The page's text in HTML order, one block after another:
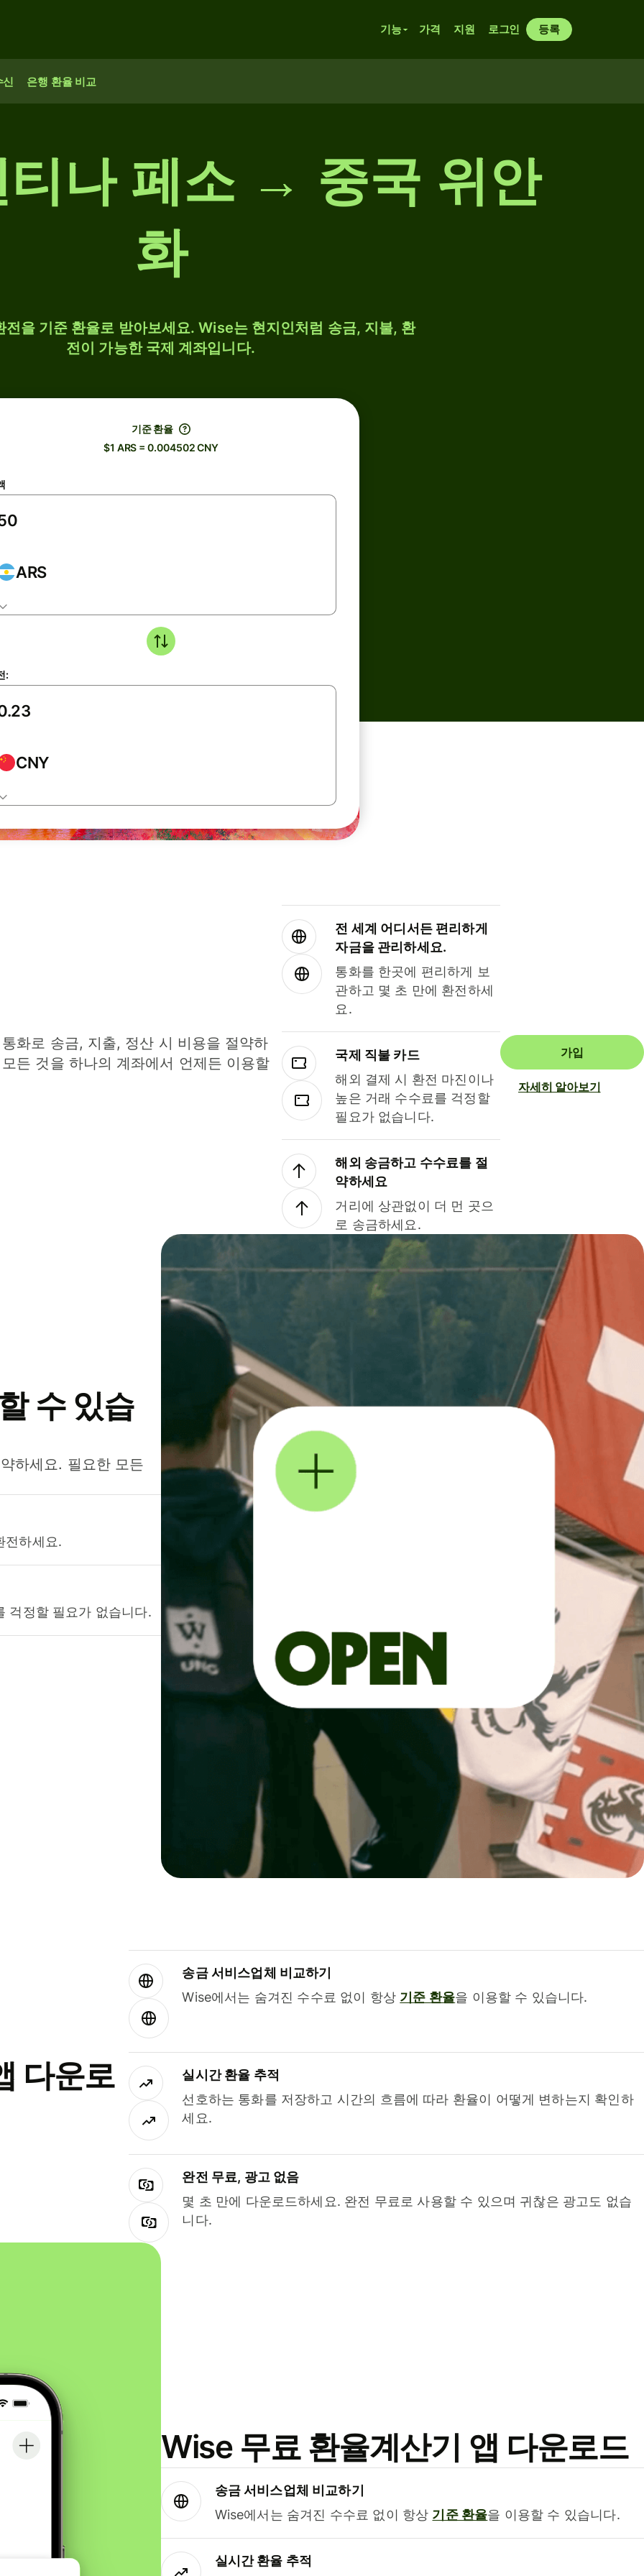
기능 가격 지원 로그인 등록
신 은행 환율 비교
티나 페소 → 중국 위안
화
을 기준 환율로 받아보세요. Wise는 현지인처럼 송금, 지불, 환
전이 가능한 국제 계좌입니다.
기준 환율
$1 ARS = 0.004502 CNY
ARS
:
CNY
화로 송금, 지출, 정산 시 비용을 절약하
든 것을 하나의 계좌에서 언제든 이용할
전 세계 어디서든 편리하게
자금을 관리하세요.
통화를 한곳에 편리하게 보
관하고 몇 초 만에 환전하세
요.
국제 직불 카드
해외 결제 시 환전 마진이나
높은 거래 수수료를 걱정할
필요가 없습니다.
해외 송금하고 수수료를 절
약하세요
거리에 상관없이 더 먼 곳으
로 송금하세요.
가입
자세히 알아보기
수 있습
하세요. 필요한 모든
전하세요.
걱정할 필요가 없습니다.
다운로
송금 서비스업체 비교하기
Wise에서는 숨겨진 수수료 없이 항상 기준 환율을 이용할 수 있습니다.
실시간 환율 추적
선호하는 통화를 저장하고 시간의 흐름에 따라 환율이 어떻게 변하는지 확인하
세요.
완전 무료, 광고 없음
몇 초 만에 다운로드하세요. 완전 무료로 사용할 수 있으며 귀찮은 광고도 없습
니다.
Wise 무료 환율계산기 앱 다운로드
송금 서비스업체 비교하기
Wise에서는 숨겨진 수수료 없이 항상 기준 환율을 이용할 수 있습니다.
실시간 환율 추적